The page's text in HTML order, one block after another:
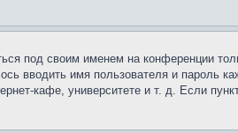
под своим именем на конференции
вводить имя пользователя и пароль
кафе, университете и т. д. Если